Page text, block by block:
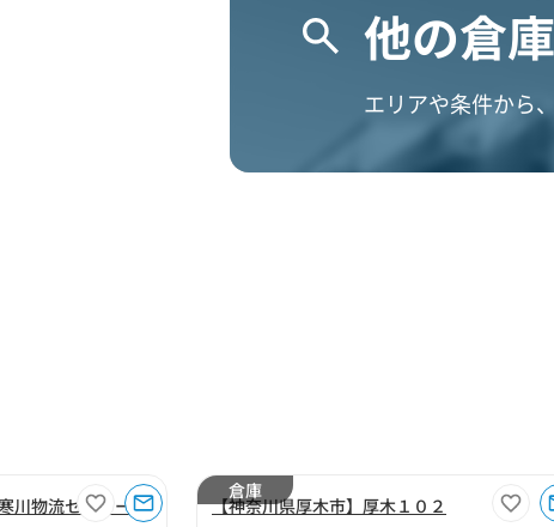
他の倉
エリアや条件から
川物流センター
【神奈川県厚木市】厚木１０２
倉庫